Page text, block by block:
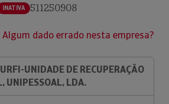
INATIVA 511250908
Algum dado errado nesta empresa?
UNIDADE DE RECUPERAÇÃO
UNIPESSOAL, LDA.